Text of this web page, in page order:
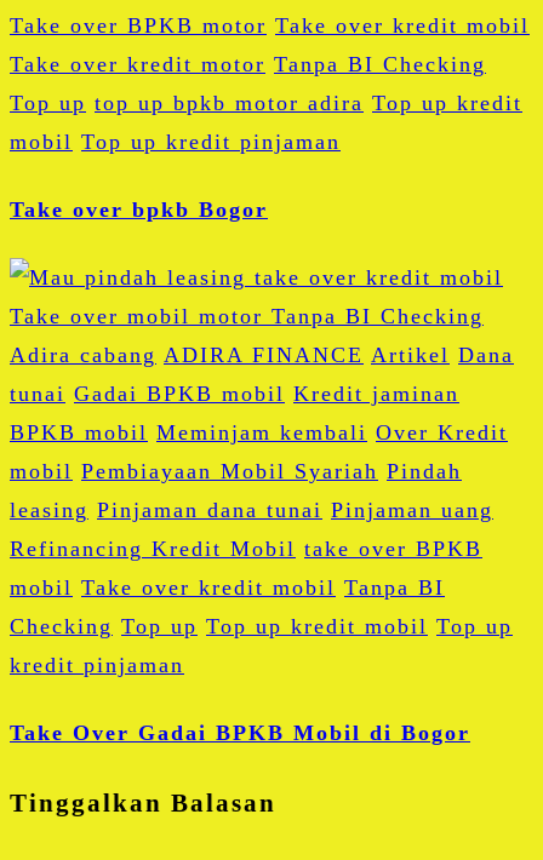
Take over BPKB motor Take over kredit mobil
Take over kredit motor Tanpa BI Checking
Top up top up bpkb motor adira Top up kredit
mobil Top up kredit pinjaman
Take over bpkb Bogor
Adira cabang ADIRA FINANCE Artikel Dana
tunai Gadai BPKB mobil Kredit jaminan
BPKB mobil Meminjam kembali Over Kredit
mobil Pembiayaan Mobil Syariah Pindah
leasing Pinjaman dana tunai Pinjaman uang
Refinancing Kredit Mobil take over BPKB
mobil Take over kredit mobil Tanpa BI
Checking Top up Top up kredit mobil Top up
kredit pinjaman
Take Over Gadai BPKB Mobil di Bogor
Tinggalkan Balasan